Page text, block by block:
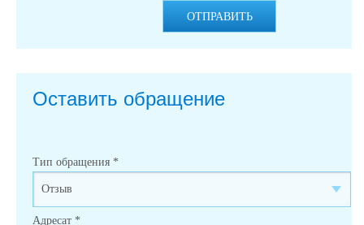
ОТПРАВИТЬ
Оставить обращение
Тип обращения *
Адресат *